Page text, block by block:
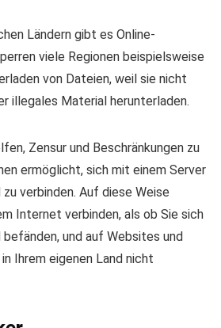
Ländern gibt es Online-
viele Regionen beispielsweise
von Dateien, weil sie nicht
illegales Material herunterladen.
Zensur und Beschränkungen zu
ermöglicht, sich mit einem Server
verbinden. Auf diese Weise
Internet verbinden, als ob Sie sich
befänden, und auf Websites und
Ihrem eigenen Land nicht